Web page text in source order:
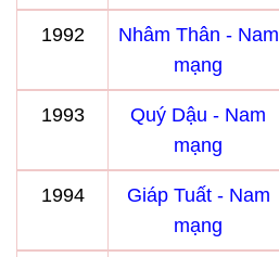
1992
Nhâm Thân - Nam
mạng
1993
Quý Dậu - Nam
mạng
1994
Giáp Tuất - Nam
mạng